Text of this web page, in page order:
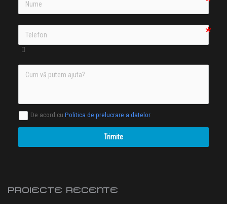
De acord cu Politica de prelucrare a datelor
Trimite
PROIECTE RECENTE